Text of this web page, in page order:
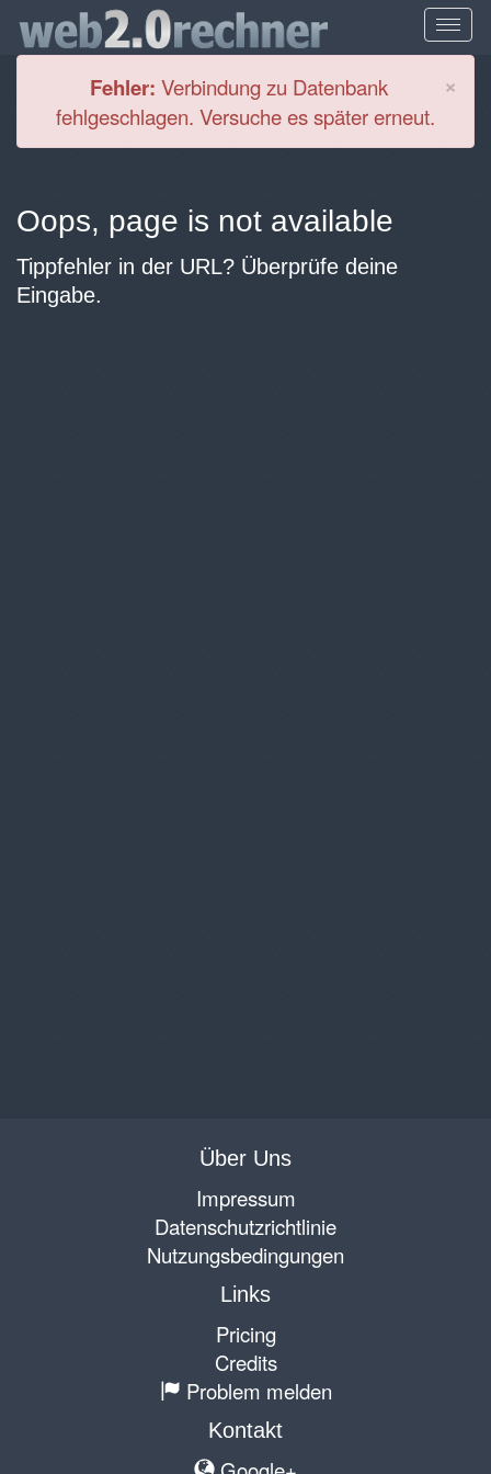
×
Fehler: Verbindung zu Datenbank
fehlgeschlagen. Versuche es später erneut.
Oops, page is not available
Tippfehler in der URL? Überprüfe deine
Eingabe.
Über Uns
Impressum
Datenschutzrichtlinie
Nutzungsbedingungen
Links
Pricing
Credits
Problem melden
Kontakt